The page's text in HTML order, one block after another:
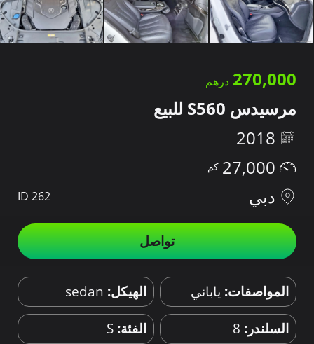
270,000
مرسيدس S560 للبيع
2018
27,000
دبي
ID 262
تواصل
المواصفات: ياباني الهيكل: sedan
السلندر: 8 الفئة: S